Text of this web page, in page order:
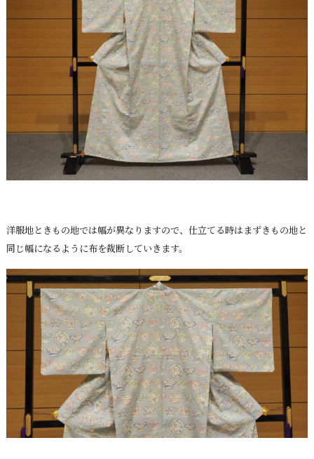
洋服地ときもの地では幅が異なりますので、仕立てる時はまずきもの地と
同じ幅になるように布を裁断していきます。